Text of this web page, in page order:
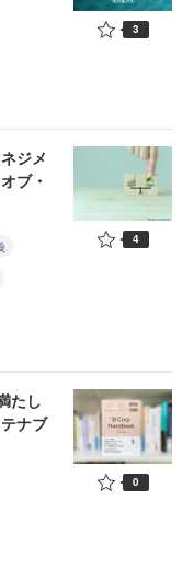
3
ジメ
ブ・
4
たし
ナブ
0